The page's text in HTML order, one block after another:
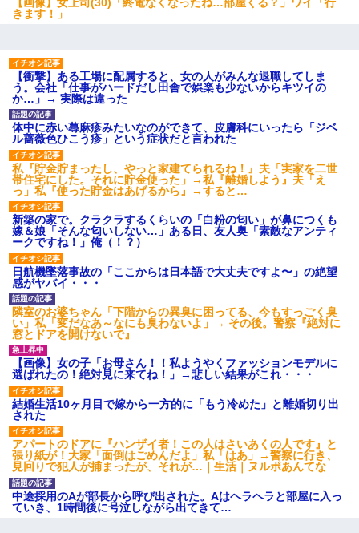
きます！」
【衝撃】ある工場に配属すると、女の人がみんな退職してしま
う。会社「仕事がハードだし田舎で娯楽も少ないからキツイの
か…」→ 実際は違った
体中に赤い蕁麻疹みたいなのができて、皮膚科にいったら「ジベ
ル薔薇色ひこう疹」という症状だと言われた
私『貯金貯まったし、やっと家建てられるね！』夫「実家を二世
帯住宅にした。それに貯金使った」→私『離婚しよう』夫「え
っ」私『使った貯金はあげるから』→すると…
新築の家で。クラクラするくらいの「白粉の匂い」が鼻につくも
嫁＆娘「そんな匂いしない…」ある日、友人奥「素敵なアンティ
ークですね！」俺（！？）
日航機墜落事故の「ここからは日本語で大丈夫ですよ〜」の絶望
感がヤバイ・・・
隣室のお婆ちゃん「下階からの異臭に困ってる、今もすっごく臭
い」私「変だなあ～なにも臭わないよ」→ その後。警察『絶対に
窓とドアを開けないで』
【画像】女の子「お母さん！！私ようやくファッションモデルに
選ばれたの！絶対見に来てね！」→悲しい結果がこれ・・・
結婚生活10ヶ月目で嫁から一方的に「もう冷めた」と離婚切り出
された
アパートのドアに『ハンザイ者！この人はさいあくの人です』と
張り紙が！大家「面倒はごめんだよ」私「はあ」→警察に行き、
見回りで犯人が捕まったが、それが…｜生活｜ヌルポあんてな
中途採用のAが部長から呼び出された。Aはヘラヘラと部屋に入っ
ていき、1時間後に号泣しながら出てきて…